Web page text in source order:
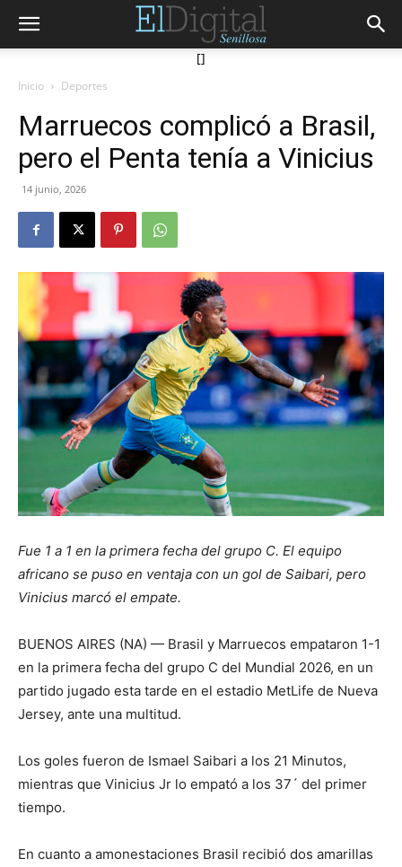
[]
Inicio Deportes
Marruecos complicó a Brasil,
pero el Penta tenía a Vinicius
14 junio, 2026
Fue 1 a 1 en la primera fecha del grupo C. El equipo
africano se puso en ventaja con un gol de Saibari, pero
Vinicius marcó el empate.
BUENOS AIRES (NA) — Brasil y Marruecos empataron 1-1
en la primera fecha del grupo C del Mundial 2026, en un
partido jugado esta tarde en el estadio MetLife de Nueva
Jersey, ante una multitud.
Los goles fueron de Ismael Saibari a los 21 Minutos,
mientras que Vinicius Jr lo empató a los 37´ del primer
tiempo.
En cuanto a amonestaciones Brasil recibió dos amarillas